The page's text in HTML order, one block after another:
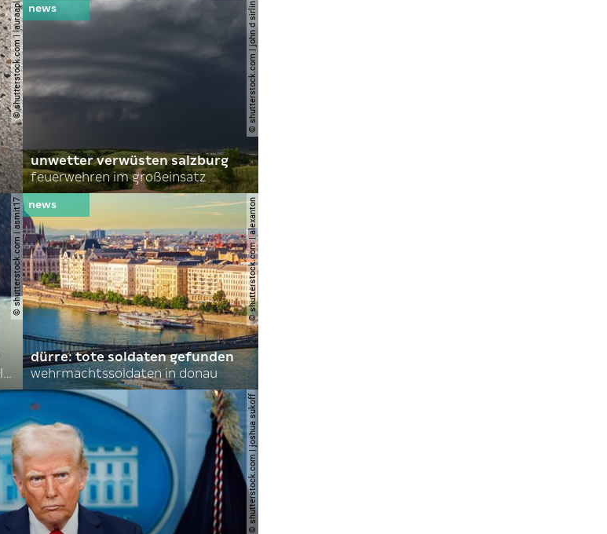
© shutterstock.com | lauraapl © shutterstock.com | john d sirlin
unwetter verwüsten salzburg
feuerwehren im großeinsatz
© shutterstock.com | asmit17
nordkoreas sommerliche empfehlungen
© shutterstock.com | alexanton
dürre: tote soldaten gefunden
wehrmachtssoldaten in donau
© shutterstock.com | joshua sukoff